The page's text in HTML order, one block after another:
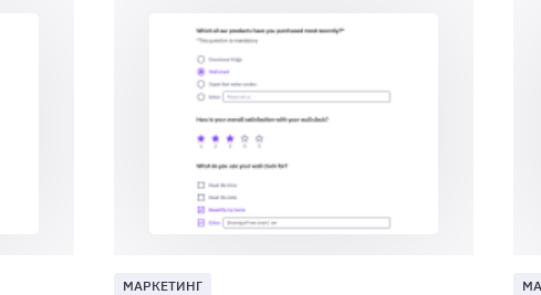
Do you remember any specific marketing
Comment: If yes, please describe
Yes
МАРКЕТИНГ